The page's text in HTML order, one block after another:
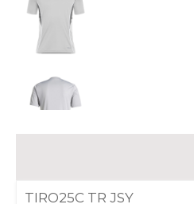
TIRO25C TR JSY